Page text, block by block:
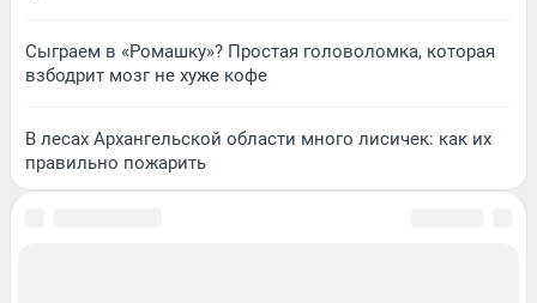
Сыграем в «Ромашку»? Простая головоломка, которая
взбодрит мозг не хуже кофе
В лесах Архангельской области много лисичек: как их
правильно пожарить